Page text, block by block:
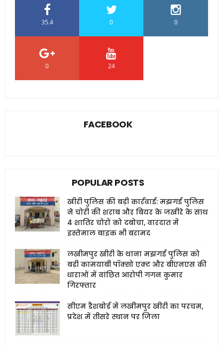
35.4 0 0
0 24
FACEBOOK
POPULAR POSTS
खीरी पुलिस की बड़ी कार्रवाई: मझगई पुलिस
ने चोरी की शराब और बियर के जखीरे के साथ
4 शातिर चोरों को दबोचा, वारदात में
इस्तेमाल बाइक भी बरामद
लखीमपुर खीरी के थाना मझगई पुलिस को
बड़ी कामयाबी पॉक्सो एक्ट और बीएनएस की
धाराओं में वांछित आरोपी गगन कुमार
गिरफ्तार
सीएम डैशबोर्ड में लखीमपुर खीरी का परचम,
प्रदेश में तीसरे स्थान पर जिला